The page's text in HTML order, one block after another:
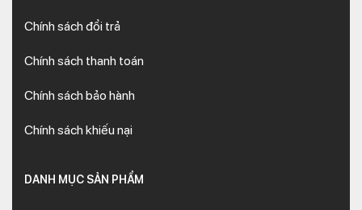
Chính sách đổi trả
Chính sách thanh toán
Chính sách bảo hành
Chính sách khiếu nại
DANH MỤC SẢN PHẨM